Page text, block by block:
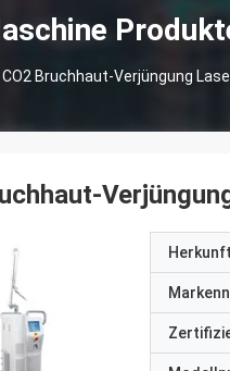
Bruchhaut-Verjüngung